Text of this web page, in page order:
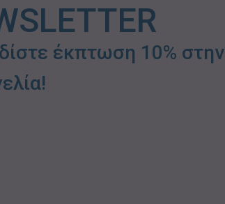
έκπτωση 10% στην